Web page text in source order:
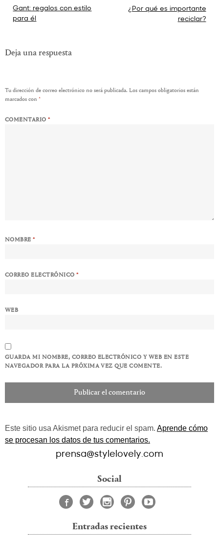
Navegación
de
Gant: regalos con estilo
para él
¿Por qué es importante
reciclar?
Deja una respuesta
Tu dirección de correo electrónico no será publicada. Los campos obligatorios están
marcados con *
COMENTARIO*
NOMBRE*
CORREO ELECTRÓNICO*
WEB
GUARDA MI NOMBRE, CORREO ELECTRÓNICO Y WEB EN ESTE
NAVEGADOR PARA LA PRÓXIMA VEZ QUE COMENTE.
Este sitio usa Akismet para reducir el spam. Aprende cómo
se procesan los datos de tus comentarios.
prensa@stylelovely.com
Social
Entradas recientes